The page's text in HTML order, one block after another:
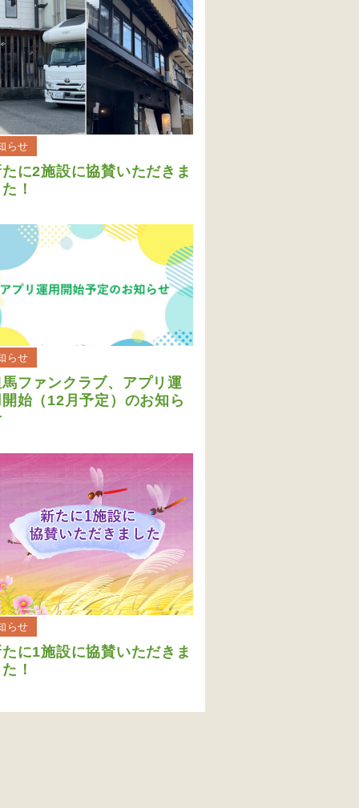
らせ
に2施設に協賛いただきま
！
らせ
ファンクラブ、アプリ運
始（12月予定）のお知ら
らせ
に1施設に協賛いただきま
！